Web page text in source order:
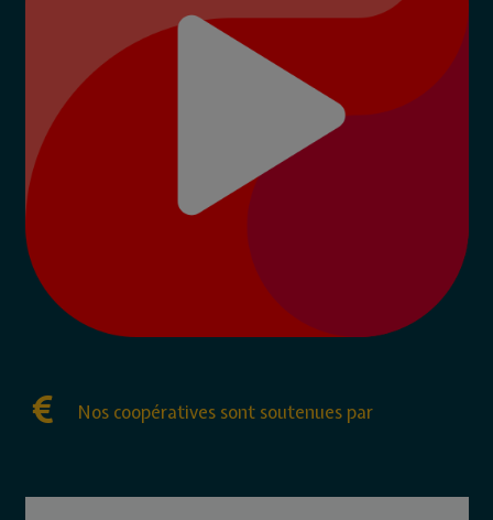
Nos coopératives sont soutenues par